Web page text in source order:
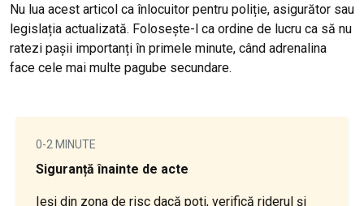
Nu lua acest articol ca înlocuitor pentru poliție, asigurător sau
legislația actualizată. Folosește-l ca ordine de lucru ca să nu
ratezi pașii importanți în primele minute, când adrenalina
face cele mai multe pagube secundare.
0-2 MINUTE
Siguranță înainte de acte
Ieși din zona de risc dacă poți, verifică riderul și